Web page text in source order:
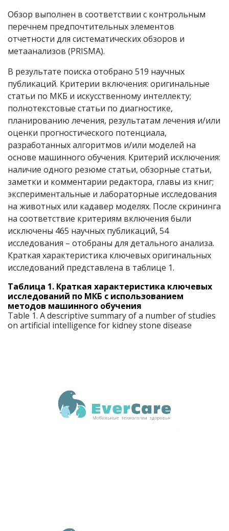
Обзор выполнен в соответствии с контрольным
перечнем предпочтительных элементов
отчетности для систематических обзоров и
метаанализов (PRISMA).
В результате поиска отобрано 519 научных
публикаций. Критерии включения: оригинальные
статьи по МКБ и искусственному интеллекту;
полнотекстовые статьи по диагностике,
планированию лечения, результатам лечения и/или
оценки прогностического потенциала,
разработанных алгоритмов и/или моделей на
основе машинного обучения. Критерий исключения:
наличие одного резюме статьи, обзорные статьи,
заметки и комментарии редактора, главы из книг;
экспериментальные и лабораторные исследования
на животных или кадавер моделях. После скрининга
на соответствие критериям включения были
исключены 465 научных публикаций, 54
исследования – отобраны для детального анализа.
Краткая характеристика ключевых оригинальных
исследований представлена в таблице 1.
Таблица 1. Краткая характеристика ключевых
исследований по МКБ с использованием
методов машинного обучения
Table 1. A descriptive summary of a number of studies
on artificial intelligence for kidney stone disease